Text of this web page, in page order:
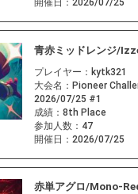
開催日： 2026/07/25
青赤ミッドレンジ/
プレイヤー： kytk321
大会名： Pioneer
2026/07/25 #1
成績： 8th Place
参加人数： 47
開催日： 2026/07/25
赤単アグロ/Mono-